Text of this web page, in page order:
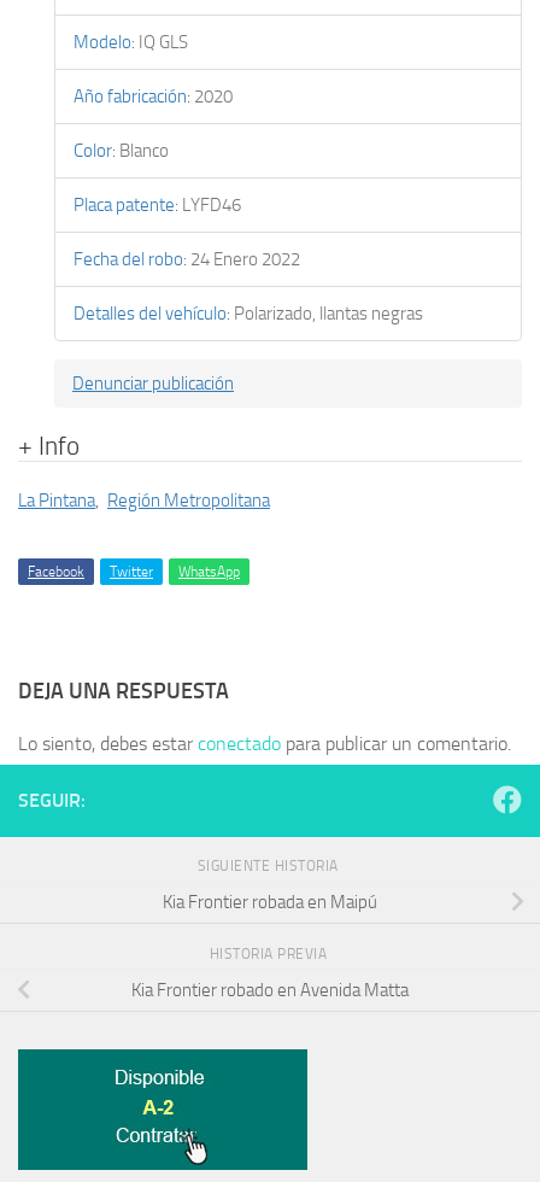
Modelo: IQ GLS
Año fabricación: 2020
Color: Blanco
Placa patente: LYFD46
Fecha del robo: 24 Enero 2022
Detalles del vehículo: Polarizado, llantas negras
Denunciar publicación
+ Info
La Pintana, Región Metropolitana
Facebook Twitter WhatsApp
DEJA UNA RESPUESTA
Lo siento, debes estarconectado para publicar un comentario.
SEGUIR:
SIGUIENTE HISTORIA
Kia Frontier robada en Maipú
HISTORIA PREVIA
Kia Frontier robado en Avenida Matta